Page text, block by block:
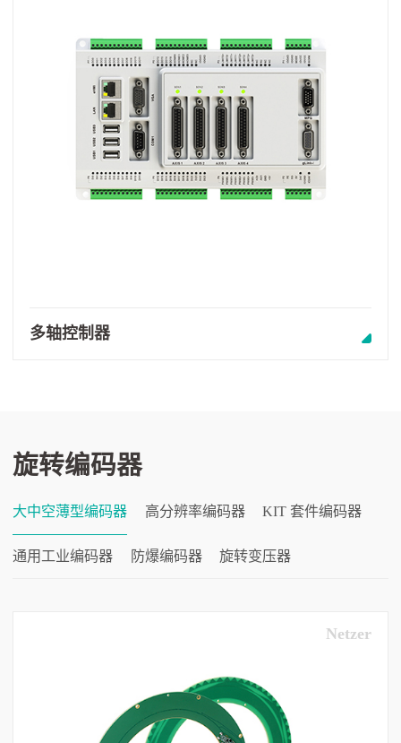
多轴控制器
旋转编码器
大中空薄型编码器 高分辨率编码器 KIT 套件编码器
通用工业编码器 防爆编码器 旋转变压器
Netzer